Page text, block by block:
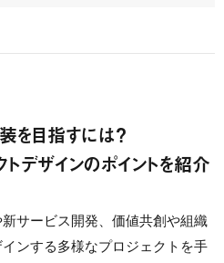
を目指すには？
トデザインのポイントを紹介
サービス開発、価値共創や組織
ンする多様なプロジェクトを手